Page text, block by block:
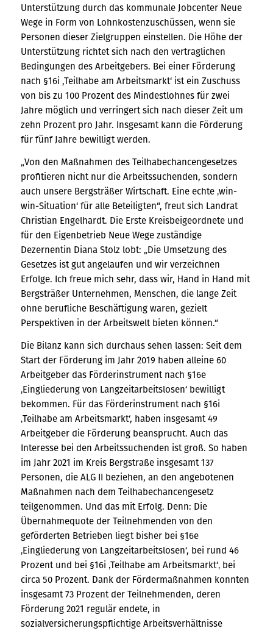
Unterstützung durch das kommunale Jobcenter Neue
Wege in Form von Lohnkostenzuschüssen, wenn sie
Personen dieser Zielgruppen einstellen. Die Höhe der
Unterstützung richtet sich nach den vertraglichen
Bedingungen des Arbeitgebers. Bei einer Förderung
nach §16i ,Teilhabe am Arbeitsmarkt‘ ist ein Zuschuss
von bis zu 100 Prozent des Mindestlohnes für zwei
Jahre möglich und verringert sich nach dieser Zeit um
zehn Prozent pro Jahr. Insgesamt kann die Förderung
für fünf Jahre bewilligt werden.
„Von den Maßnahmen des Teilhabechancengesetzes
profitieren nicht nur die Arbeitssuchenden, sondern
auch unsere Bergsträßer Wirtschaft. Eine echte ‚win-
win-Situation‘ für alle Beteiligten“, freut sich Landrat
Christian Engelhardt. Die Erste Kreisbeigeordnete und
für den Eigenbetrieb Neue Wege zuständige
Dezernentin Diana Stolz lobt: „Die Umsetzung des
Gesetzes ist gut angelaufen und wir verzeichnen
Erfolge. Ich freue mich sehr, dass wir, Hand in Hand mit
Bergsträßer Unternehmen, Menschen, die lange Zeit
ohne berufliche Beschäftigung waren, gezielt
Perspektiven in der Arbeitswelt bieten können.“
Die Bilanz kann sich durchaus sehen lassen: Seit dem
Start der Förderung im Jahr 2019 haben alleine 60
Arbeitgeber das Förderinstrument nach §16e
‚Eingliederung von Langzeitarbeitslosen‘ bewilligt
bekommen. Für das Förderinstrument nach §16i
‚Teilhabe am Arbeitsmarkt‘, haben insgesamt 49
Arbeitgeber die Förderung beansprucht. Auch das
Interesse bei den Arbeitssuchenden ist groß. So haben
im Jahr 2021 im Kreis Bergstraße insgesamt 137
Personen, die ALG II beziehen, an den angebotenen
Maßnahmen nach dem Teilhabechancengesetz
teilgenommen. Und das mit Erfolg. Denn: Die
Übernahmequote der Teilnehmenden von den
geförderten Betrieben liegt bisher bei §16e
‚Eingliederung von Langzeitarbeitslosen‘, bei rund 46
Prozent und bei §16i ‚Teilhabe am Arbeitsmarkt‘‚ bei
circa 50 Prozent. Dank der Fördermaßnahmen konnten
insgesamt 73 Prozent der Teilnehmenden, deren
Förderung 2021 regulär endete, in
sozialversicherungspflichtige Arbeitsverhältnisse